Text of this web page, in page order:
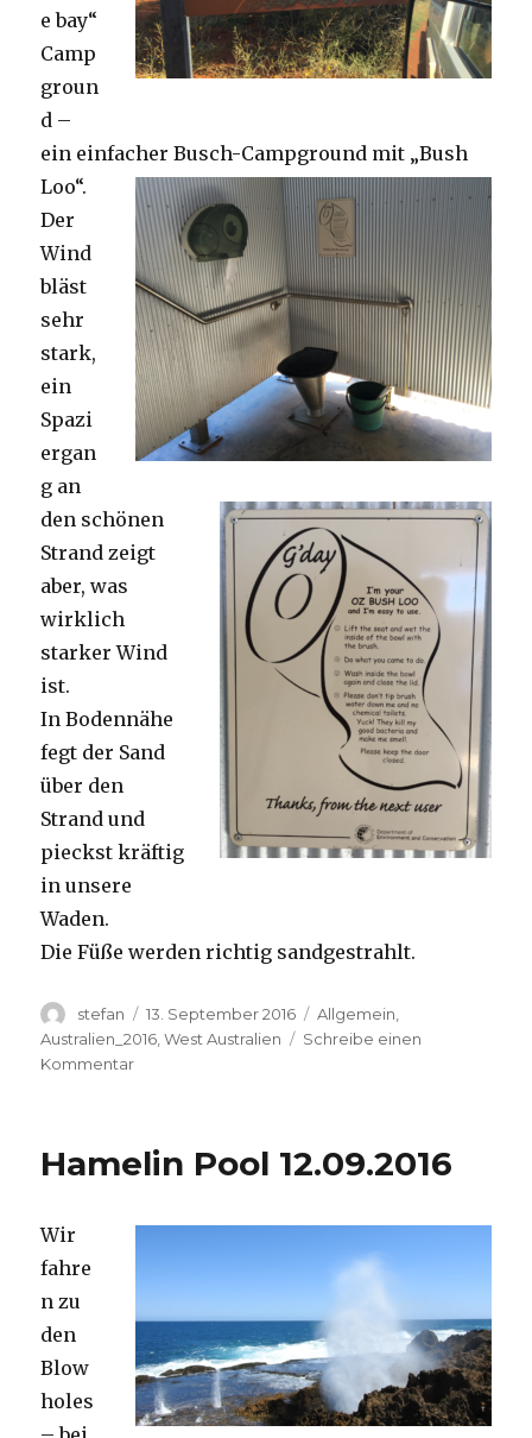
e bay“
Camp
groun
d –
ein einfacher Busch-Campground mit „Bush
Loo“.
Der
Wind
bläst
sehr
stark,
ein
Spazi
ergan
g an
den schönen
Strand zeigt
aber, was
wirklich
starker Wind
ist.
In Bodennähe
fegt der Sand
über den
Strand und
pieckst kräftig
in unsere
Waden.
Die Füße werden richtig sandgestrahlt.
Autor
stefan
Veröffentlicht
am
13. September 2016 Kategorien
Allgemein
Australien_2016 ,West Australien
Schreibe einen
Kommentarzu
Hamelin Pool 12.09.2016
Wir
fahre
n zu
den
Blow
holes